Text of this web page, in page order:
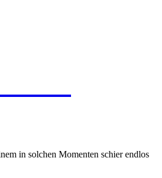
in solchen Momenten schier endlos